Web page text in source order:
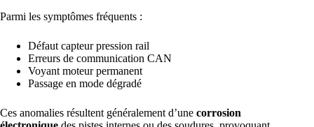
Parmi les symptômes fréquents :
Défaut capteur pression rail
Erreurs de communication CAN
Voyant moteur permanent
Passage en mode dégradé
Ces anomalies résultent généralement d’une corrosion